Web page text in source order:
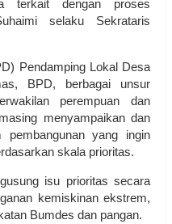
terkait dengan proses
selaku Sekrataris
Pendamping Lokal Desa
BPD, berbagai unsur
perempuan dan
menyampaikan dan
pembangunan yang ingin
skala prioritas.
isu prioritas secara
kemiskinan ekstrem,
Bumdes dan pangan.